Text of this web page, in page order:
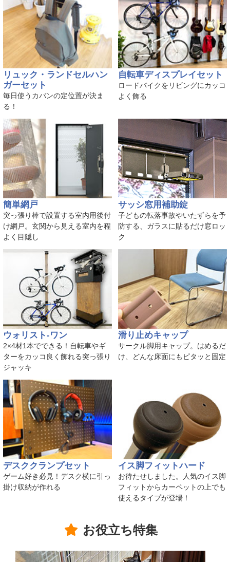
リュック・ランドセルハン
ガーセット
毎日使うカバンの定位置が決ま
る！
自転車ディスプレイセット
ロードバイクをリビングにカッコ
よく飾る
簡単網戸
突っ張り棒で設置する室内用後付
け網戸。玄関から見える室内を程
よく目隠し
サッシ窓用補助錠
子どもの転落事故やいたずらを予
防する、ガラスに貼るだけ窓ロッ
ク
ウォリスト-ワン
2×4材1本でできる！自転車やギ
ターをカッコ良く飾れる突っ張り
ジャッキ
滑り止めキャップ
サークル脚用キャップ。はめるだ
け、どんな床面にもピタッと固定
デスククランプセット
ゲーム好き必見！デスク横に引っ
掛け収納が作れる
イス脚フィットハード
お待たせしました。人気のイス脚
フィットからカーペットの上でも
使えるタイプが登場！
お役立ち特集